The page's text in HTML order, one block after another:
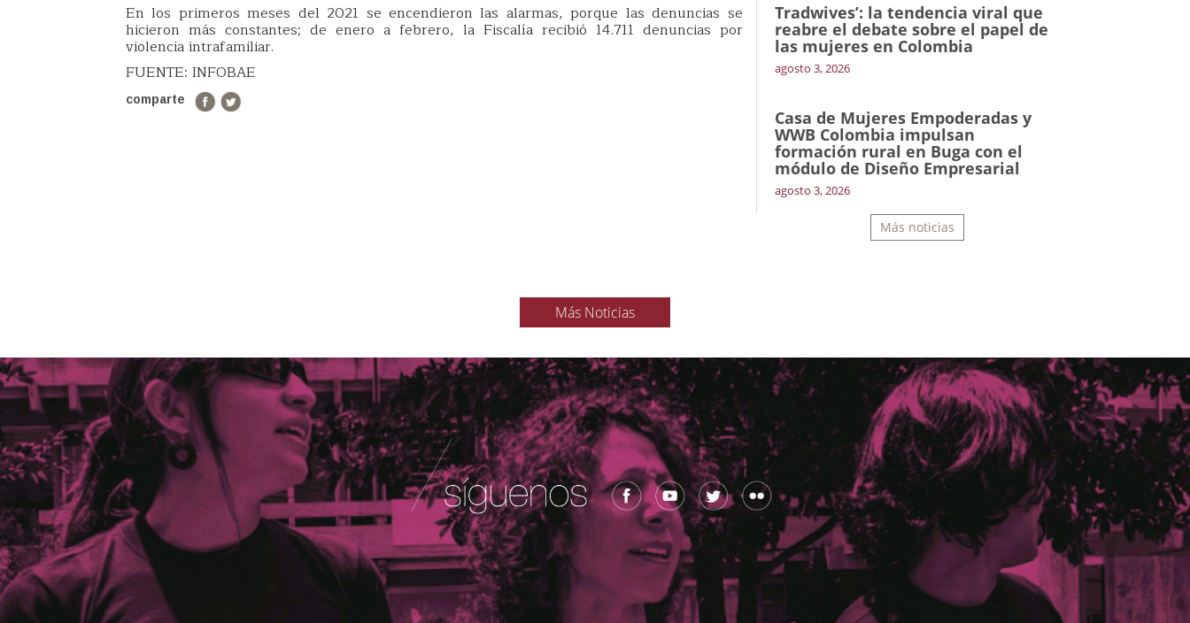
En los primeros meses del 2021 se encendieron las alarmas, porque las denuncias se
hicieron más constantes; de enero a febrero, la Fiscalía recibió 14.711 denuncias por
violencia intrafamiliar.
FUENTE: INFOBAE
comparte
Tradwives’: la tendencia viral que
reabre el debate sobre el papel de
las mujeres en Colombia
agosto 3, 2026
Casa de Mujeres Empoderadas y
WWB Colombia impulsan
formación rural en Buga con el
módulo de Diseño Empresarial
agosto 3, 2026
Más noticias
Más Noticias